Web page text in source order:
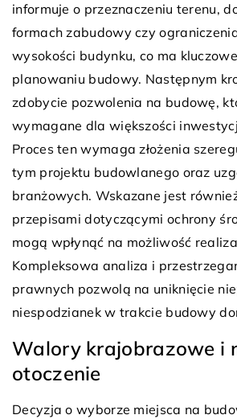
informuje o przeznaczeniu terenu,
formach zabudowy czy
wysokości budynku, co ma
planowaniu budowy. Następnym
zdobycie pozwolenia na budowę,
wymagane dla większości
Proces ten wymaga złożenia
tym projektu budowlanego oraz
branżowych. Wskazane jest
przepisami dotyczącymi ochrony
mogą wpłynąć na możliwość
Kompleksowa analiza i
prawnych pozwolą na uniknięcie
niespodzianek w trakcie budowy
Walory krajobrazowe i
otoczenie
Decyzja o wyborze miejsca na